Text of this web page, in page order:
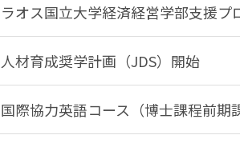
ラオス国立大学経済経営学部支援プ
人材育成奨学計画（JDS）開始
国際協力英語コース（博士課程前期